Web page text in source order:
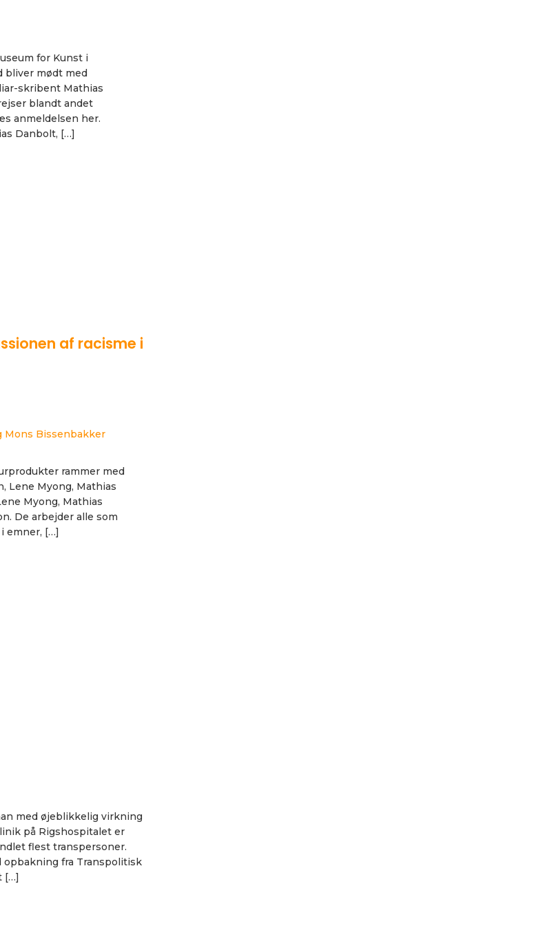
for Kunst i
bliver mødt med
skribent Mathias
blandt andet
anmeldelsen her.
Danbolt, […]
af racisme i
Mons Bissenbakker
rammer med
Lene Myong, Mathias
Myong, Mathias
De arbejder alle som
emner, […]
med øjeblikkelig virkning
på Rigshospitalet er
flest transpersoner.
opbakning fra Transpolitisk
[…]